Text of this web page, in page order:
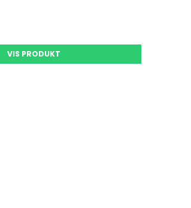
VIS PRODUKT